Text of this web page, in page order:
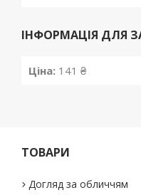
ІНФОРМАЦІЯ ДЛЯ
Ціна: 141 ₴
ТОВАРИ
Догляд за обличчям